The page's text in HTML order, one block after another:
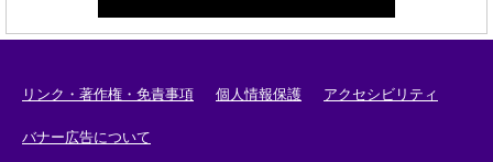
リンク・著作権・免責事項 個人情報保護 アクセシビリティ
バナー広告について